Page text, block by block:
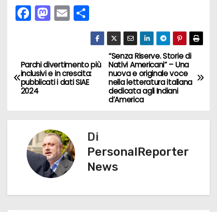
F
a
e
b
o
k
M
a
o
d
o
E
m
l
C
o
n
di
vi
di
N
a
i
“Senza Riserve. Storie di
Nativi Americani” – Una
nuova e originale voce
nella letteratura italiana
dedicata agli Indiani
d’America
Parchi divertimento più
inclusivi e in crescita:
pubblicati i dati SIAE
2024
Di
PersonalReporter
News